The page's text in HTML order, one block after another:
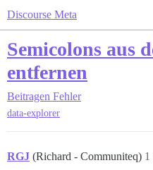
Discourse Meta
Semicolons aus
entfernen
Beitragen Fehler
data-explorer
RGJ (Richard - Communiteq) 1